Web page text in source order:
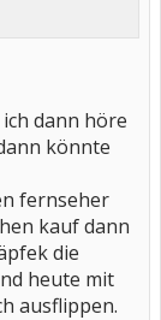
dann höre
könnte
fernseher
kauf dann
die
heute mit
ausflippen.